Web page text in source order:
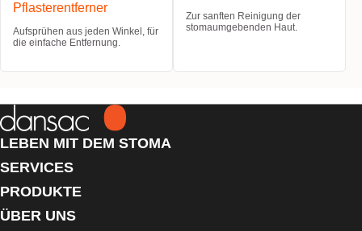
Pflasterentferner
Aufsprühen aus jeden Winkel, für
die einfache Entfernung.
Zur sanften Reinigung der
stomaumgebenden Haut.
LEBEN MIT DEM STOMA
SERVICES
PRODUKTE
ÜBER UNS